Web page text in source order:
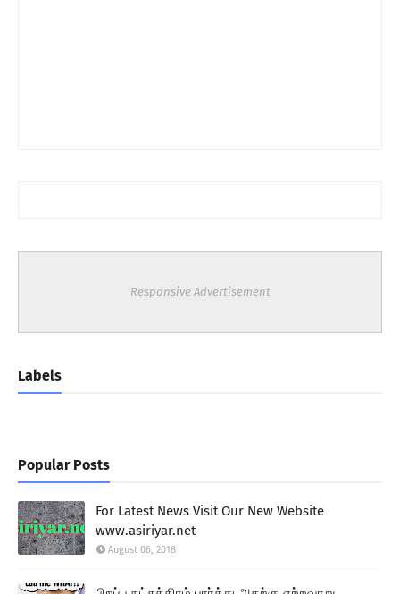
Responsive Advertisement
Labels
Popular Posts
For Latest News Visit Our New Website
www.asiriyar.net
August 06, 2018